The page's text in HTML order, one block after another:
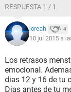
RESPUESTA 1 / 1
loreah 4
10 jul 2015 a
Los retrasos
emocional.
dias 12 y 16 de tu
Dias antes de tu